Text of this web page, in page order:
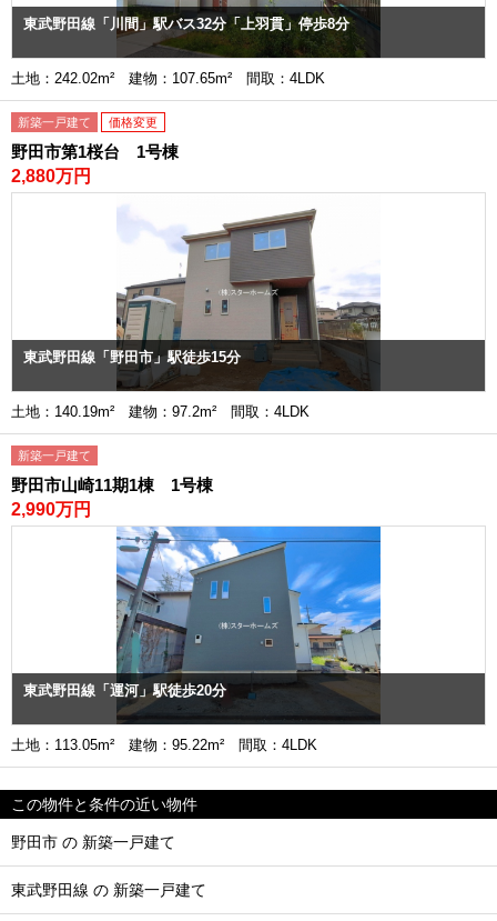
東武野田線「川間」駅バス32分「上羽貫」停歩8分
土地：242.02m² 建物：107.65m² 間取：4LDK
新築一戸建て 価格変更
野田市第1桜台 1号棟
2,880万円
東武野田線「野田市」駅徒歩15分
土地：140.19m² 建物：97.2m² 間取：4LDK
新築一戸建て
野田市山崎11期1棟 1号棟
2,990万円
東武野田線「運河」駅徒歩20分
土地：113.05m² 建物：95.22m² 間取：4LDK
この物件と条件の近い物件
野田市 の 新築一戸建て
東武野田線 の 新築一戸建て